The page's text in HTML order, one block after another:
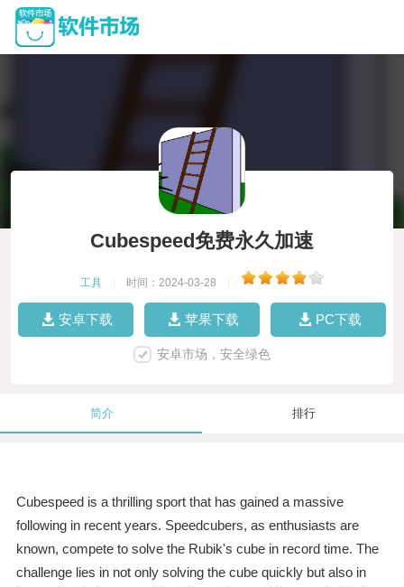
Cubespeed免费永久加速
工具 时间：2024-03-28
安卓下载 苹果下载 PC下载
安卓市场，安全绿色
简介 排行
Cubespeed is a thrilling sport that has gained a massive
following in recent years. Speedcubers, as enthusiasts are
known, compete to solve the Rubik's cube in record time. The
challenge lies in not only solving the cube quickly but also in